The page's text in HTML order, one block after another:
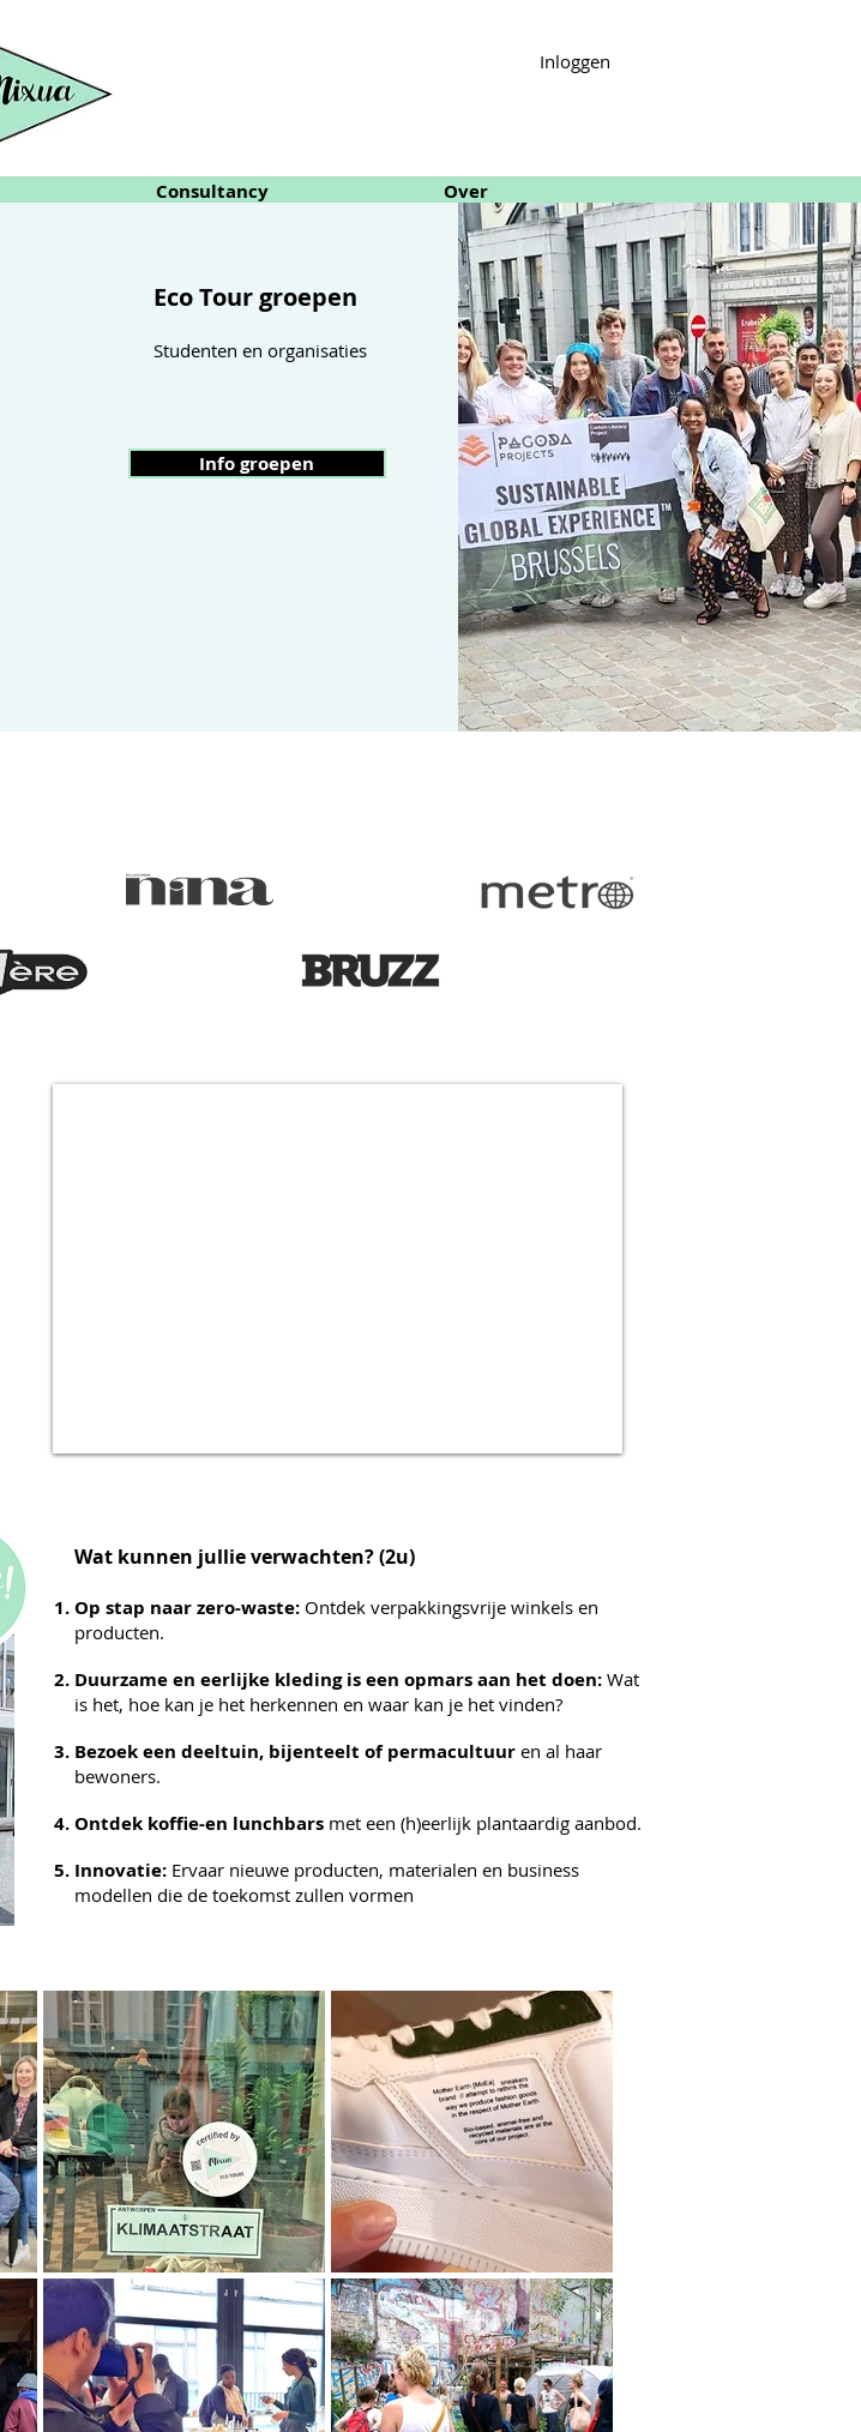
Inloggen
Consultancy Over
Eco Tour groepen
Studenten en organisaties
Info groepen
Wat kunnen jullie verwachten? (2u)
Op stap naar zero-waste: Ontdek verpakkingsvrije winkels en
producten.
Duurzame en eerlijke kleding is een opmars aan het doen: Wat
is het, hoe kan je het herkennen en waar kan je het vinden?
Bezoek een deeltuin, bijenteelt of permacultuur en al haar
bewoners.
Ontdek koffie-en lunchbars met een (h)eerlijk plantaardig aanbod.
Innovatie: Ervaar nieuwe producten, materialen en business
modellen die de toekomst zullen vormen